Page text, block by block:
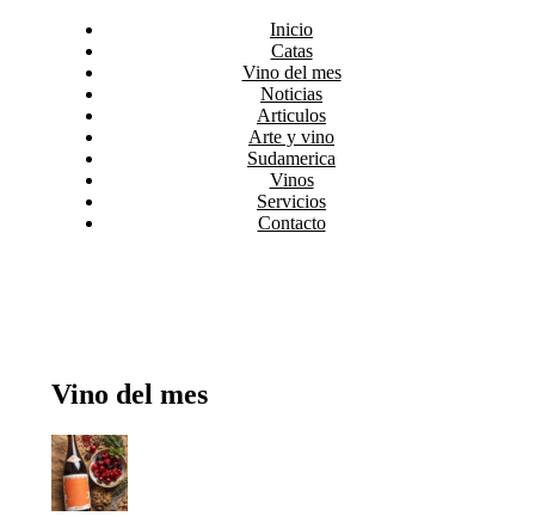
Inicio
Catas
Vino del mes
Noticias
Articulos
Arte y vino
Sudamerica
Vinos
Servicios
Contacto
Vino del mes